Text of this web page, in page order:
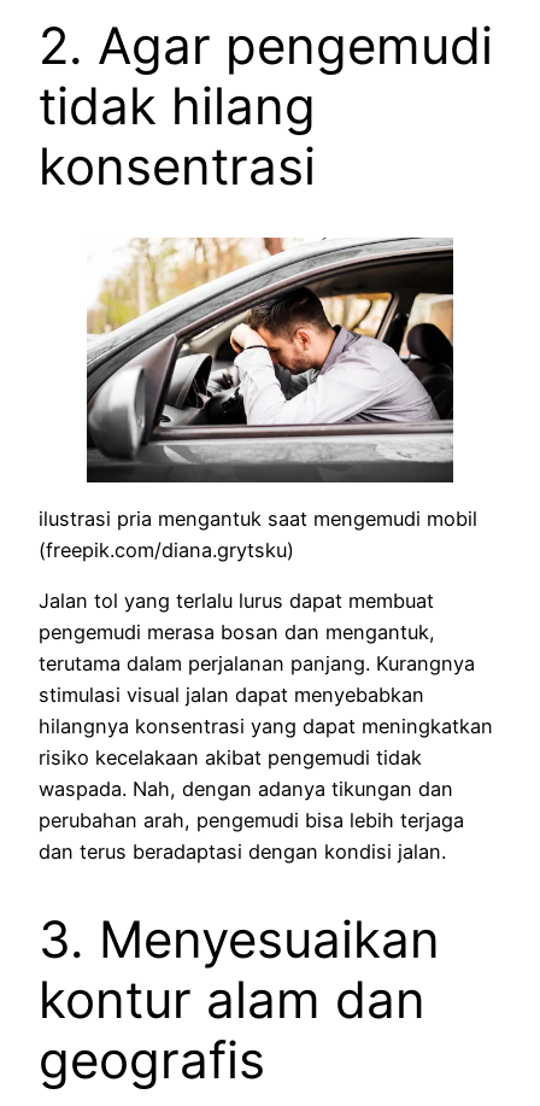
2. Agar pengemudi
tidak hilang
konsentrasi
ilustrasi pria mengantuk saat mengemudi mobil
(freepik.com/diana.grytsku)
Jalan tol yang terlalu lurus dapat membuat
pengemudi merasa bosan dan mengantuk,
terutama dalam perjalanan panjang. Kurangnya
stimulasi visual jalan dapat menyebabkan
hilangnya konsentrasi yang dapat meningkatkan
risiko kecelakaan akibat pengemudi tidak
waspada. Nah, dengan adanya tikungan dan
perubahan arah, pengemudi bisa lebih terjaga
dan terus beradaptasi dengan kondisi jalan.
3. Menyesuaikan
kontur alam dan
geografis